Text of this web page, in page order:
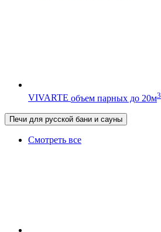
VIVARTE объем парных до 20м3
Печи для русской бани и сауны
Смотреть все